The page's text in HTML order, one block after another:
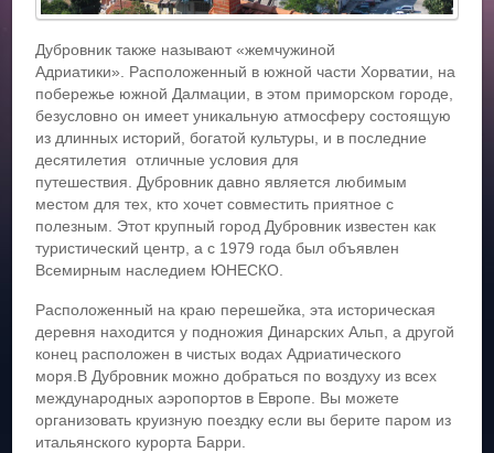
Дубровник также называют «жемчужиной
Адриатики». Расположенный в южной части Хорватии, на
побережье южной Далмации, в этом приморском городе,
безусловно он имеет уникальную атмосферу состоящую
из длинных историй, богатой культуры, и в последние
десятилетия отличные условия для
путешествия. Дубровник давно является любимым
местом для тех, кто хочет совместить приятное с
полезным. Этот крупный город Дубровник известен как
туристический центр, а с 1979 года был объявлен
Всемирным наследием ЮНЕСКО.
Расположенный на краю перешейка, эта историческая
деревня находится у подножия Динарских Альп, а другой
конец расположен в чистых водах Адриатического
моря.В Дубровник можно добраться по воздуху из всех
международных аэропортов в Европе. Вы можете
организовать круизную поездку если вы берите паром из
итальянского курорта Барри.